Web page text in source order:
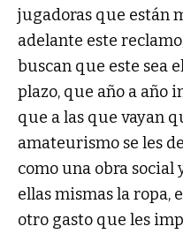
jugadoras que están
adelante este
buscan que este sea
plazo, que año a año
que a las que vayan
amateurismo se les
como una obra social
ellas mismas la
otro gasto que les